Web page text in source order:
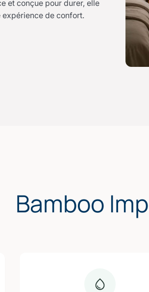
et conçue pour durer, elle
de confort.
Bamboo